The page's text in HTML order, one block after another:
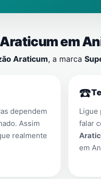
em
Araticum, a marca
dependem
Assim
realmente
☎️
Ligue
falar
em